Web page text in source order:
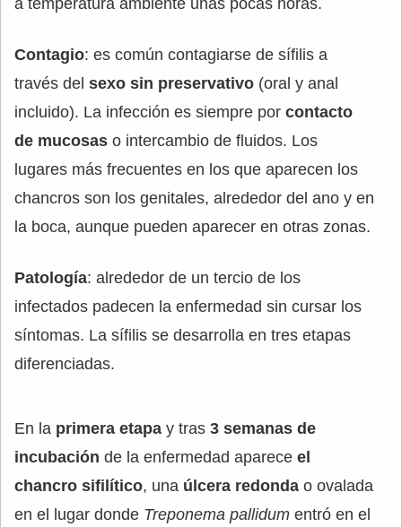
Contagio: es común contagiarse de sífilis a
través del sexo sin preservativo (oral y anal
incluido). La infección es siempre por contacto
de mucosas o intercambio de fluidos. Los
lugares más frecuentes en los que aparecen los
chancros son los genitales, alrededor del ano y en
la boca, aunque pueden aparecer en otras zonas.
Patología: alrededor de un tercio de los
infectados padecen la enfermedad sin cursar los
síntomas. La sífilis se desarrolla en tres etapas
diferenciadas.
En la primera etapa y tras 3 semanas de
incubación de la enfermedad aparece el
chancro sifilítico, una úlcera redonda o ovalada
en el lugar donde Treponema pallidum entró en el